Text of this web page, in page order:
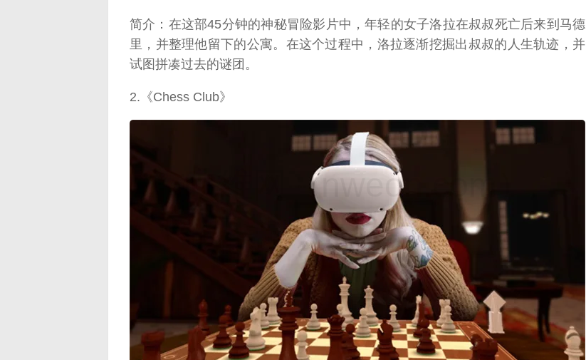
简介：在这部45分钟的神秘冒险影片中，年轻的女子洛拉在叔叔死亡后来到马德
里，并整理他留下的公寓。在这个过程中，洛拉逐渐挖掘出叔叔的人生轨迹，并
试图拼凑过去的谜团。
2.《Chess Club》
映维网（nweon.com）